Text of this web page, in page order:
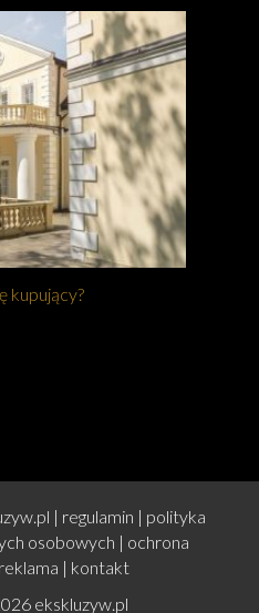
kupujący?
| regulamin | polityka
osobowych | ochrona
reklama | kontakt
ekskluzyw.pl